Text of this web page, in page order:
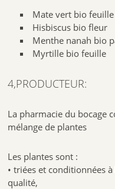
Mate vert bio feuille
Hisbiscus bio fleur
Menthe nanah bio
Myrtille bio feuille
4,PRODUCTEUR:
La pharmacie du bocage
mélange de plantes
Les plantes sont :
• triées et conditionnées
qualité,